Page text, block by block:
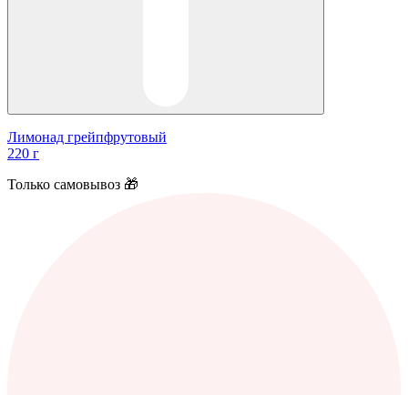
Лимонад грейпфрутовый
220 г
Только самовывоз 🎁